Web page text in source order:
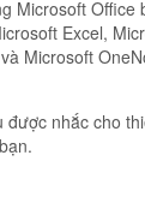
Microsoft Office
Excel,
Microsoft
được nhắc cho